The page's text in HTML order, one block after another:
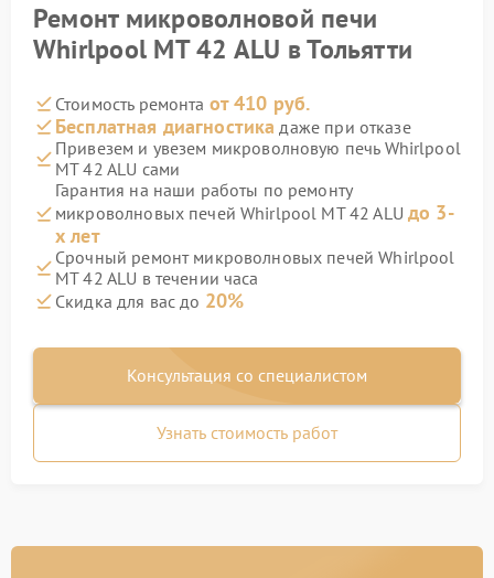
Ремонт микроволновой печи
Whirlpool MT 42 ALU в Тольятти
Стоимость ремонта от 410 руб.
Бесплатная диагностика даже при отказе
Привезем и увезем микроволновую печь Whirlpool
MT 42 ALU сами
Гарантия на наши работы по ремонту
микроволновых печей Whirlpool MT 42 ALU до 3-
х лет
Срочный ремонт микроволновых печей Whirlpool
MT 42 ALU в течении часа
Скидка для вас до 20%
Консультация со специалистом
Узнать стоимость работ